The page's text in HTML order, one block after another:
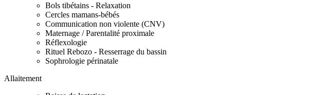
Bols tibétains - Relaxation
Cercles mamans-bébés
Communication non violente (CNV)
Maternage / Parentalité proximale
Réflexologie
Rituel Rebozo - Resserrage du bassin
Sophrologie périnatale
Allaitement